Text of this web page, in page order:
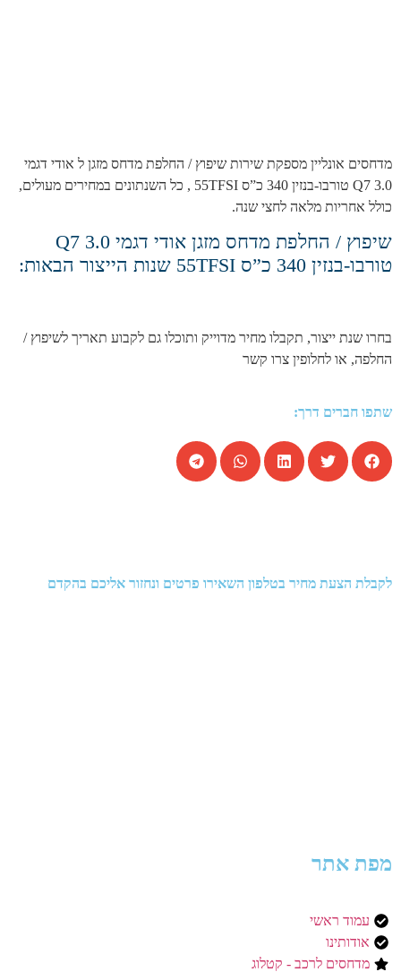
מדחסים אונליין מספקת שירות שיפוץ / החלפת מדחס מזגן ל אודי דגמי
Q7 3.0 טורבו-בנזין 340 כ”ס 55TFSI , כל השנתונים במחירים מעולים,
כולל אחריות מלאה לחצי שנה.
שיפוץ / החלפת מדחס מזגן אודי דגמי Q7 3.0
טורבו-בנזין 340 כ”ס 55TFSI שנות הייצור הבאות:
בחרו שנת ייצור, תקבלו מחיר מדוייק ותוכלו גם לקבוע תאריך לשיפוץ /
החלפה, או לחלופין צרו קשר
שתפו חברים דרך:
לקבלת הצעת מחיר בטלפון השאירו פרטים ונחזור אליכם בהקדם
מפת אתר
עמוד ראשי
אודותינו
מדחסים לרכב - קטלוג